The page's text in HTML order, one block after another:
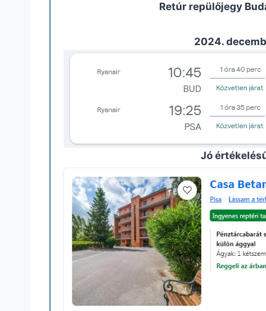
Retúr repülőjegy
2024.
Jó